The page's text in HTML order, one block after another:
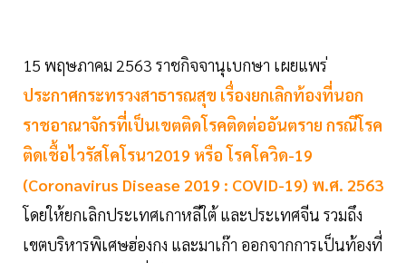
15 พฤษภาคม 2563 ราชกิจจานุเบกษา เผยแพร่
ประกาศกระทรวงสาธารณสุข เรื่องยกเลิกท้องที่นอก
ราชอาณาจักรที่เป็นเขตติดโรคติดต่ออันตราย กรณีโรค
ติดเชื้อไวรัสโคโรนา2019 หรือ โรคโควิด-19
(Coronavirus Disease 2019 : COVID-19) พ.ศ. 2563
โดยให้ยกเลิกประเทศเกาหลีใต้ และประเทศจีน รวมถึง
เขตบริหารพิเศษฮ่องกง และมาเก๊า ออกจากการเป็นท้องที่